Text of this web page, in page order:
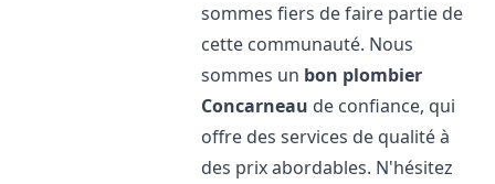
sommes fiers de faire partie de
cette communauté. Nous
sommes un bon plombier
Concarneau de confiance, qui
offre des services de qualité à
des prix abordables. N'hésitez